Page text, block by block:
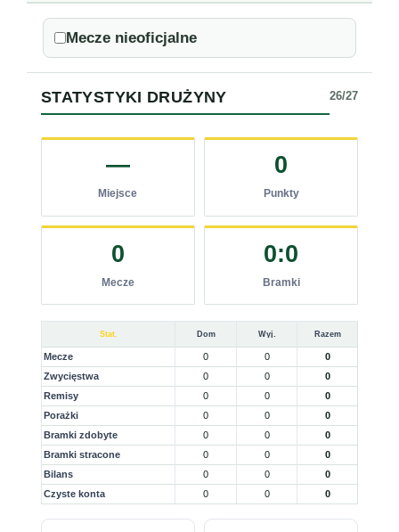
Mecze nieoficjalne
STATYSTYKI DRUŻYNY 26/27
—
Miejsce
0
Punkty
0
Mecze
0:0
Bramki
Stat. Dom Wyj. Razem
Mecze 0 0
0
Zwycięstwa
0 0
0
Remisy
0 0
0
Porażki
0 0
0
Bramki zdobyte
0 0
0
Bramki stracone
0 0
0
Bilans
0 0
0
Czyste konta
0 0 0